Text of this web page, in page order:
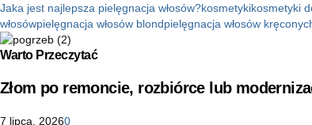
Jaka jest najlepsza pielęgnacja włosów?kosmetykikosmetyki
włosówpielęgnacja włosów blondpielęgnacja włosów
Warto Przeczytać
Złom po remoncie, rozbiórce lub
7 lipca, 20260